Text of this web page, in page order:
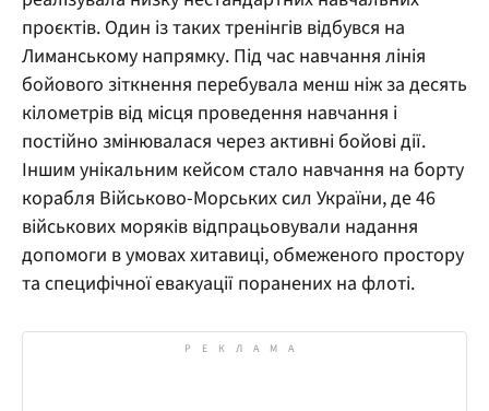
проєктів. Один із таких тренінгів відбувся на
Лиманському напрямку. Під час навчання лінія
бойового зіткнення перебувала менш ніж за десять
кілометрів від місця проведення навчання і
постійно змінювалася через активні бойові дії.
Іншим унікальним кейсом стало навчання на борту
корабля Військово-Морських сил України, де 46
військових моряків відпрацьовували надання
допомоги в умовах хитавиці, обмеженого простору
та специфічної евакуації поранених на флоті.